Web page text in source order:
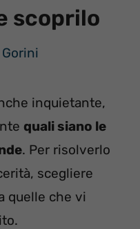
scoprilo
inquietante,
quali siano le
. Per risolverlo
scegliere
quelle che vi